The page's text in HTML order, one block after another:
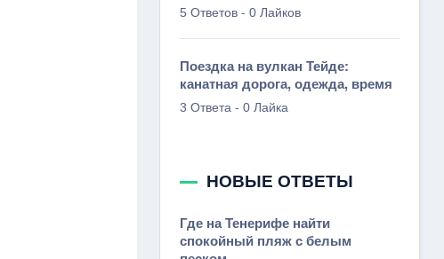
5 Ответов -0 Лайков
Поездка на вулкан Тейде:
канатная дорога, одежда, время
3 Ответа -0 Лайка
НОВЫЕ ОТВЕТЫ
Где на Тенерифе найти
спокойный пляж с белым